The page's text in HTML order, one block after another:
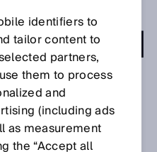
I
identifiers to
tailor content to
partners,
them to process
and
(including ads
as measurement
the “Accept all